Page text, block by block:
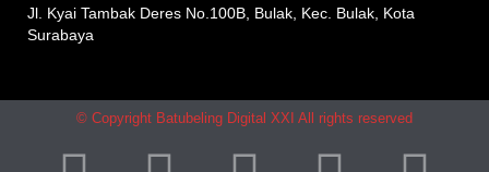
Jl. Kyai Tambak Deres No.100B, Bulak, Kec. Bulak, Kota
Surabaya
© Copyright Batubeling Digital XXI All rights reserved